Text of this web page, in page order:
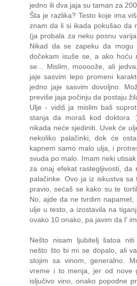
jedno ili dva jaja su taman za
Šta je razlika? Testo koje ima
znam da li si ikada pokušao da
(ja probala za neku posnu
Nikad da se zapeku da
dočekam isuše se, a ako hoću
se... Mislim, moooože, ali
jaje sasvim lepo promeni
jedno jaje sasvim dovoljno.
previše jaja počinju da postaju
Ulje - vidiš ja mislim baš
stanja da moraš kod doktora
nikada neće sjediniti. Uvek će
nekoliko palačinki, dok će
kapnem samo malo ulja, i
svuda po malo. Imam neki
za onaj efekat rastegljivosti, da
palačinke. Ovo ja iz iskustva
pravio, sećaš se kako su te
No, ajde da ne tvrdim
ulje u testo, a izostavila na
ovako 10 onako, pa javim da l'
Nešto nisam ljubitelj šatoa
nešto što bi mi se dopalo, ali
stojim sa vinom, generalno.
vreme i to menja, jer od nove
isljučivo vino, onako popodne